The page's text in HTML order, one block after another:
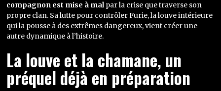
compagnon est mise à malpar la crise que traverse son
propre clan. Sa lutte pour contrôler Furie, la louve intérieure
qui la pousse à des extrêmes dangereux, vient créer une
autre dynamique à l’histoire.
La louve et la chamane, un
préquel déjà en préparation